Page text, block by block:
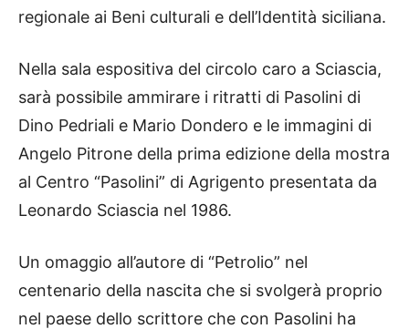
regionale ai Beni culturali e dell’Identità siciliana.
Nella sala espositiva del circolo caro a Sciascia,
sarà possibile ammirare i ritratti di Pasolini di
Dino Pedriali e Mario Dondero e le immagini di
Angelo Pitrone della prima edizione della mostra
al Centro “Pasolini” di Agrigento presentata da
Leonardo Sciascia nel 1986.
Un omaggio all’autore di “Petrolio” nel
centenario della nascita che si svolgerà proprio
nel paese dello scrittore che con Pasolini ha